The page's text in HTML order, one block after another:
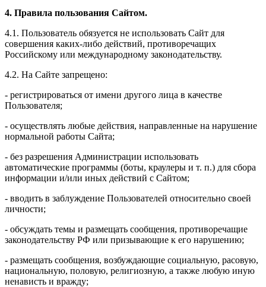
4. Правила пользования Сайтом.
4.1. Пользователь обязуется не использовать Сайт для
совершения каких-либо действий, противоречащих
Российскому или международному законодательству.
4.2. На Сайте запрещено:
- регистрироваться от имени другого лица в качестве
Пользователя;
- осуществлять любые действия, направленные на нарушение
нормальной работы Сайта;
- без разрешения Администрации использовать
автоматические программы (боты, краулеры и т. п.) для сбора
информации и/или иных действий с Сайтом;
- вводить в заблуждение Пользователей относительно своей
личности;
- обсуждать темы и размещать сообщения, противоречащие
законодательству РФ или призывающие к его нарушению;
- размещать сообщения, возбуждающие социальную, расовую,
национальную, половую, религиозную, а также любую иную
ненависть и вражду;